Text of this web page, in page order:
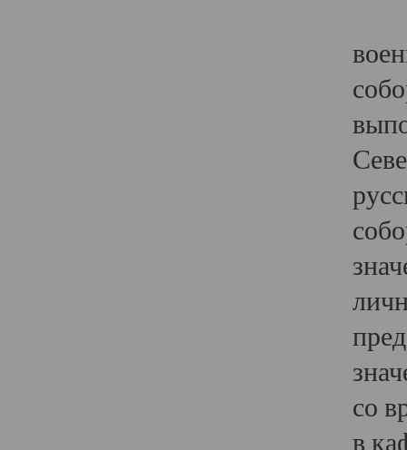
со
в